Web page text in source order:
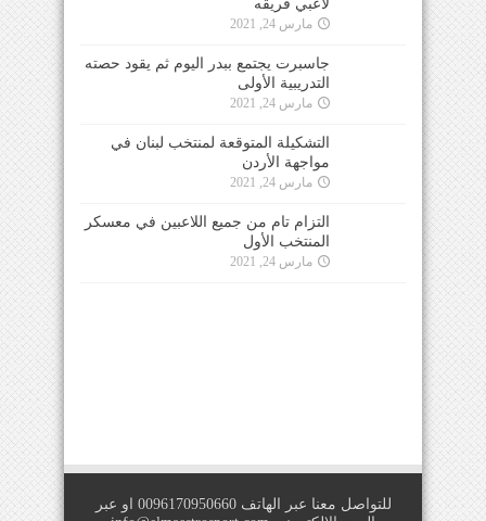
لاعبي فريقه
مارس 24, 2021
جاسبرت يجتمع ببدر اليوم ثم يقود حصته
التدريبية الأولى
مارس 24, 2021
التشكيلة المتوقعة لمنتخب لبنان في
مواجهة الأردن
مارس 24, 2021
التزام تام من جميع اللاعبين في معسكر
المنتخب الأول
مارس 24, 2021
للتواصل معنا عبر الهاتف 0096170950660 او عبر